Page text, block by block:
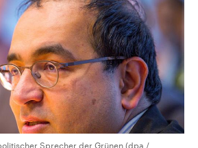
Sprecher der Grünen (dpa /